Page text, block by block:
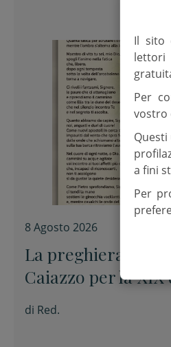
8 Agosto 2026
La preghiera
Caiazzo per la
Tempo ordinario
di Red.
Il sito
lettori
Per
vostro
a fini
Per